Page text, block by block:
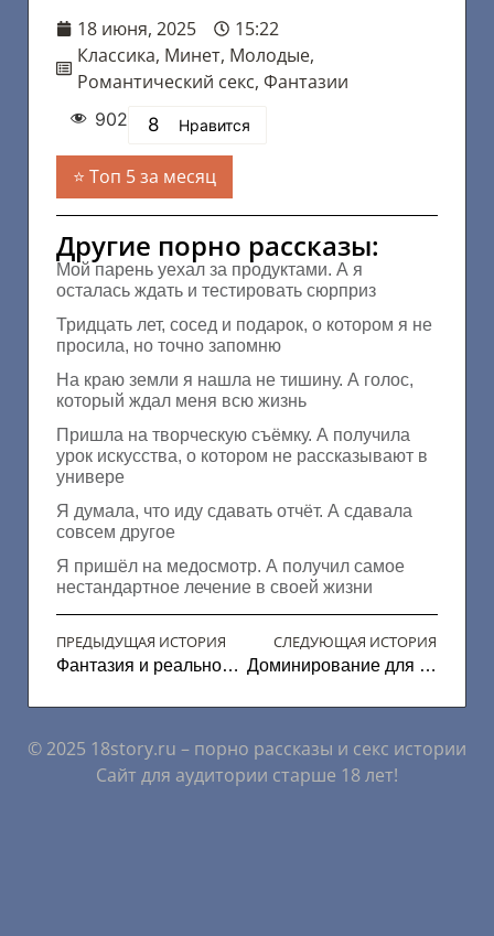
18 июня, 2025
15:22
Классика, Минет, Молодые,
Романтический секс, Фантазии
902 8 Нравится
Топ 5 за месяц
Другие порно рассказы:
Мой парень уехал за продуктами. А я
осталась ждать и тестировать сюрприз
Тридцать лет, сосед и подарок, о котором я не
просила, но точно запомню
На краю земли я нашла не тишину. А голос,
который ждал меня всю жизнь
Пришла на творческую съёмку. А получила
урок искусства, о котором не рассказывают в
универе
Я думала, что иду сдавать отчёт. А сдавала
совсем другое
Я пришёл на медосмотр. А получил самое
нестандартное лечение в своей жизни
ПРЕДЫДУЩАЯ ИСТОРИЯ
Фантазия и реальность Алены
СЛЕДУЮЩАЯ ИСТОРИЯ
Доминирование для нее
© 2025 18story.ru – порно рассказы и секс истории
Сайт для аудитории старше 18 лет!